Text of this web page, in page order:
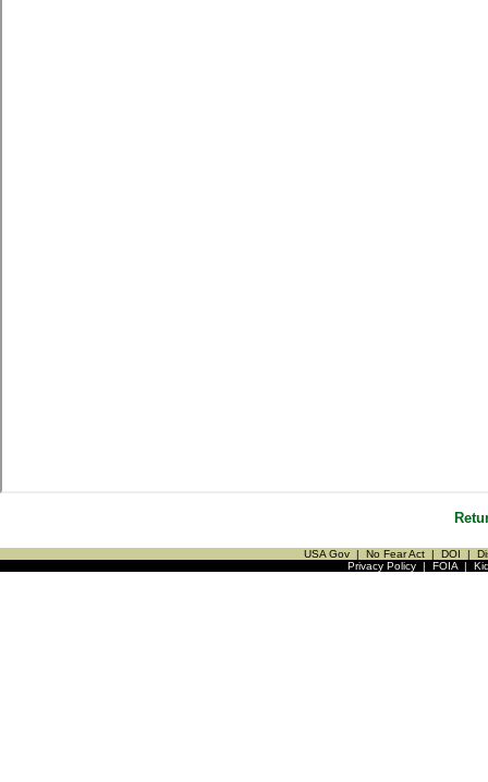
USA Gov | No Fear Act | DOI |
Privacy Policy| FOIA|